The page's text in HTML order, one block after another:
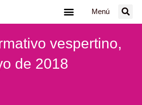
Menú
vespertino,
de 2018